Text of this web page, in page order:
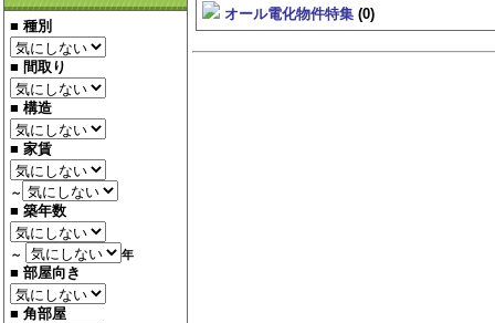
■ 種別
■ 間取り
■ 構造
■ 家賃
～
■ 築年数
～ 年
■ 部屋向き
■ 角部屋
オール電化物件特集 (0)